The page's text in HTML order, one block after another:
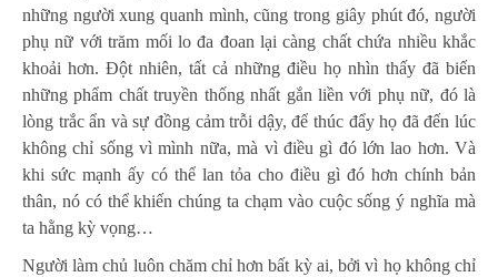
những người xung quanh mình, cũng trong giây phút đó, người
phụ nữ với trăm mối lo đa đoan lại càng chất chứa nhiều khắc
khoải hơn. Đột nhiên, tất cả những điều họ nhìn thấy đã biến
những phẩm chất truyền thống nhất gắn liền với phụ nữ, đó là
lòng trắc ẩn và sự đồng cảm trỗi dậy, để thúc đẩy họ đã đến lúc
không chỉ sống vì mình nữa, mà vì điều gì đó lớn lao hơn. Và
khi sức mạnh ấy có thể lan tỏa cho điều gì đó hơn chính bản
thân, nó có thể khiến chúng ta chạm vào cuộc sống ý nghĩa mà
ta hằng kỳ vọng…
Người làm chủ luôn chăm chỉ hơn bất kỳ ai, bởi vì họ không chỉ